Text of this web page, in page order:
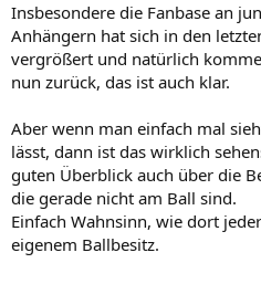
Insbesondere die Fanbase an
Anhängern hat sich in den
vergrößert und natürlich
nun zurück, das ist auch klar.
Aber wenn man einfach mal
lässt, dann ist das wirklich
guten Überblick auch über die
die gerade nicht am Ball sind.
Einfach Wahnsinn, wie dort
eigenem Ballbesitz.